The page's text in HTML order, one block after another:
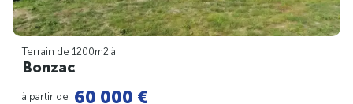
Terrain de 1200m2 à
Bonzac
à partir de 60 000 €